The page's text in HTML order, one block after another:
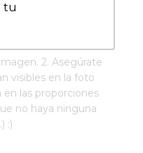
tu
2. Asegúrate
visibles en la foto
las proporciones
no haya ninguna
:)